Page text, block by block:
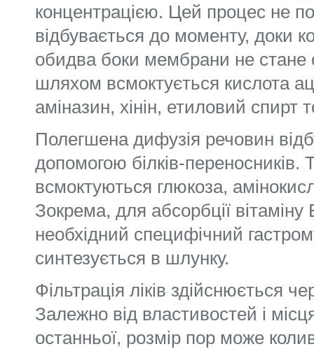
концентрацією. Цей процес не
відбувається до моменту, доки
обидва боки мембрани не
шляхом всмоктується кислота
аміназин, хінін, етиловий спирт
Полегшена дифузія речовин
допомогою білків-
всмоктуються глюкоза,
Зокрема, для абсорбції вітаміну
необхідний специфічний
синтезується в шлунку.
Фільтрація ліків здійснюється
Залежно від властивостей і
останньої, розмір пор може